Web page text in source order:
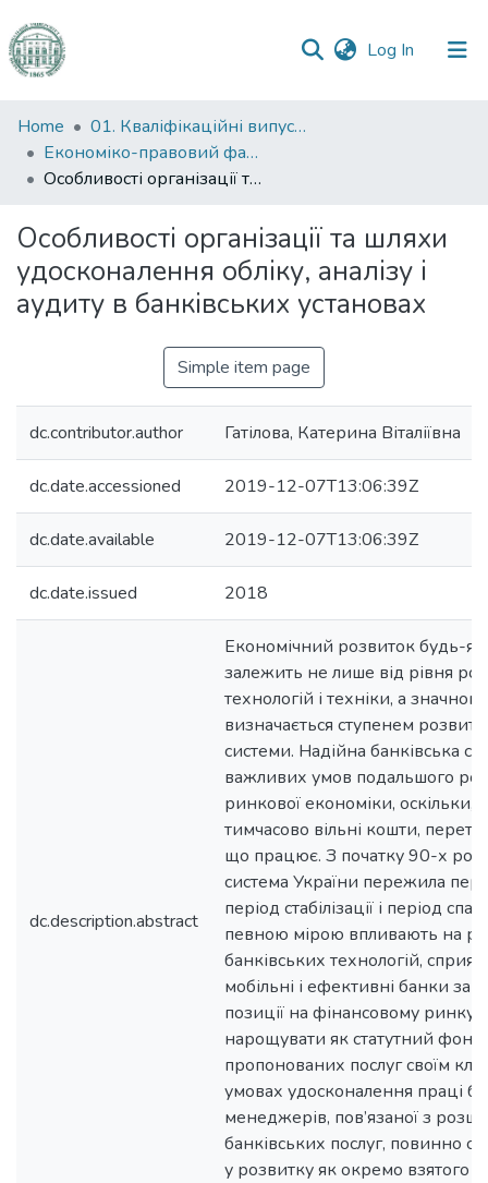
Log In (current)
Communities
&
Collections
Statistics
Home
01. Кваліфікаційні випускні роботи здобувачів вищої освіти
Економіко-правовий факультет
Особливості організації та шляхи удосконалення обліку, аналізу і аудиту в банківських установах
Особливості організації та шляхи
удосконалення обліку, аналізу і
аудиту в банківських установах
Simple item page
dc.contributor.author Гатілова, Катерина Віталіївна
dc.date.accessioned 2019-12-07T13:06:39Z
dc.date.available 2019-12-07T13:06:39Z
dc.date.issued 2018
dc.description.abstract
Економічний розвиток будь-
залежить не лише від рівня
технологій і техніки, а
визначається ступенем
системи. Надійна банківська
важливих умов подальшого
ринкової економіки, оскільки,
тимчасово вільні кошти,
що працює. З початку 90-х
система України пережила
період стабілізації і період
певною мірою впливають на
банківських технологій,
мобільні і ефективні банки
позиції на фінансовому ринку,
нарощувати як статутний фонд,
пропонованих послуг своїм
умовах удосконалення праці
менеджерів, пов’язаної з
банківських послуг, повинно
у розвитку як окремо взятого